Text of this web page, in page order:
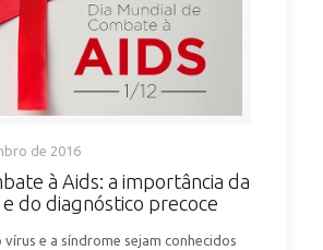
de 2016
à Aids: a importância da
do diagnóstico precoce
vírus e a síndrome sejam conhecidos